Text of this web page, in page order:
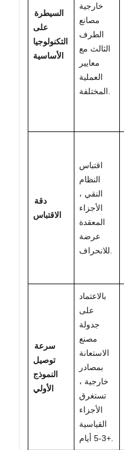
السيطرة
على
التكنولوجيا
الأساسية
خارجية
مصانع
الطرف
الثالث مع
معايير
العملية
دقة
الاقتباس
اقتباس
النظام
النقي ،
الأجزاء
المعقدة
عرضة
سرعة
توصيل
النموذج
الأولي
بالاعتماد
على
جدولة
مصنع
الاستعانة
بمصادر
خارجية ،
تستغرق
الأجزاء
القياسية
3-5 أيام+.